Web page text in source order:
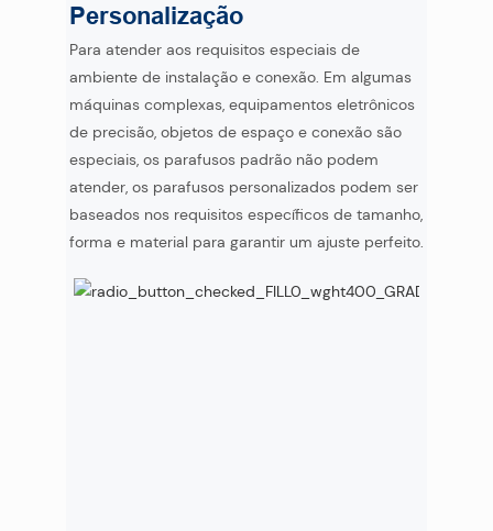
Personalização
Para atender aos requisitos especiais de
ambiente de instalação e conexão. Em algumas
máquinas complexas, equipamentos eletrônicos
de precisão, objetos de espaço e conexão são
especiais, os parafusos padrão não podem
atender, os parafusos personalizados podem ser
baseados nos requisitos específicos de tamanho,
forma e material para garantir um ajuste perfeito.